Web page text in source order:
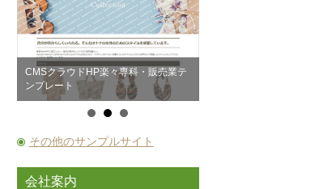
CMSクラウドHP楽々専科・不動産業
テンプレート
その他のサンプルサイト
会社案内